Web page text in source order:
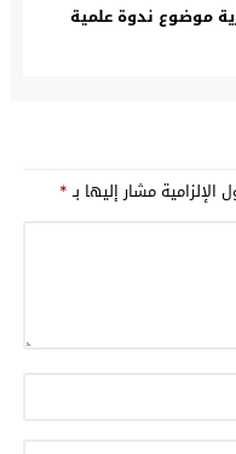
موضوع ندوة علمية
الإلزامية مشار إليها بـ*